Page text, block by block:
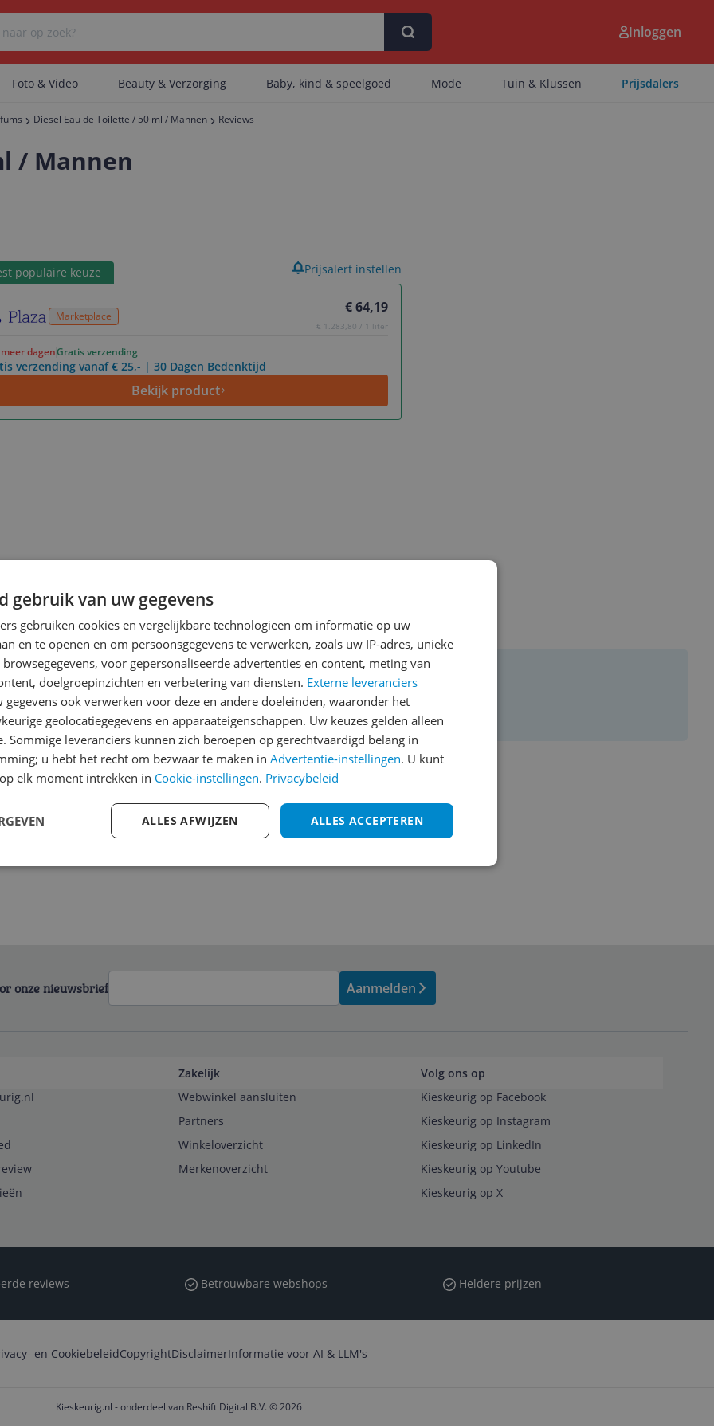
Er zijn geen artikelen gevonden.
Inloggen
Foto & Video Beauty & Verzorging Baby, kind & speelgoed Mode Tuin & Klussen Prijsdalers
Diesel Eau de Toilette / 50 ml / Mannen Reviews
/ Mannen
populaire keuze
Marketplace
€ 64,19
€ 1.283,80 / 1 liter
dagenGratis verzending
verzending vanaf € 25,- | 30 Dagen Bedenktijd
Bekijk product
Prijsalert instellen
onze nieuwsbrief Aanmelden
Zakelijk
Webwinkel aansluiten
Partners
Winkeloverzicht
Merkenoverzicht
Volg ons op
Kieskeurig op Facebook
Kieskeurig op Instagram
Kieskeurig op LinkedIn
Kieskeurig op Youtube
Kieskeurig op X
reviews Betrouwbare webshops Heldere prijzen
en CookiebeleidCopyrightDisclaimerInformatie voor AI & LLM's
Kieskeurig.nl - onderdeel van Reshift Digital B.V. © 2026
gebruik van uw gegevens
gebruiken cookies en vergelijkbare technologieën om informatie op uw
en te openen en om persoonsgegevens te verwerken, zoals uw IP-adres, unieke
voor gepersonaliseerde advertenties en content, meting van
doelgroepinzichten en verbetering van diensten. Externe leveranciers
gegevens ook verwerken voor deze en andere doeleinden, waaronder het
geolocatiegegevens en apparaateigenschappen. Uw keuzes gelden alleen
Sommige leveranciers kunnen zich beroepen op gerechtvaardigd belang in
u hebt het recht om bezwaar te maken in Advertentie-instellingen. U kunt
elk moment intrekken in Cookie-instellingen. Privacybeleid
ALLES ACCEPTEREN
ALLES AFWIJZEN